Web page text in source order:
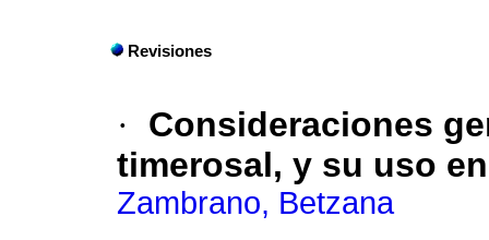
Revisiones
·
Consideraciones
timerosal, y su uso
Zambrano, Betzana